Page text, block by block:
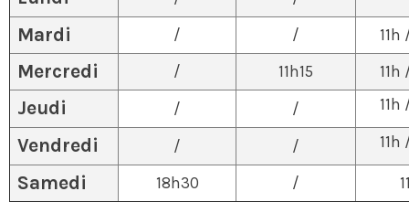
Mardi / / 11h
Mercredi / 11h15 11h
Jeudi / / 11h
Vendredi / / 11h
Samedi 18h30 /